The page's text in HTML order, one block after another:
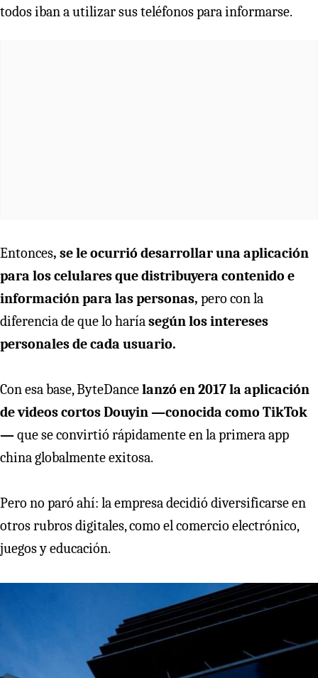
todos iban a utilizar sus teléfonos para informarse.
Entonces, se le ocurrió desarrollar una aplicación
para los celulares que distribuyera contenido e
información para las personas, pero con la
diferencia de que lo haríasegún los intereses
personales de cada usuario.
Con esa base, ByteDancelanzó en 2017 la aplicación
de videos cortos Douyin —conocida como TikTok
—que se convirtió rápidamente en la primera app
china globalmente exitosa.
Pero no paró ahí: la empresa decidió diversificarse en
otros rubros digitales, como el comercio electrónico,
juegos y educación.